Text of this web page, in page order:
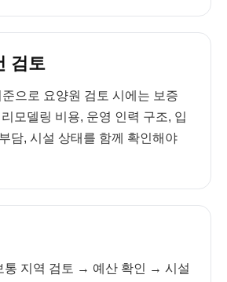
검토
으로 요양원 검토 시에는 보증
모델링 비용, 운영 인력 구조, 입
담, 시설 상태를 함께 확인해야
통 지역 검토 → 예산 확인 → 시설